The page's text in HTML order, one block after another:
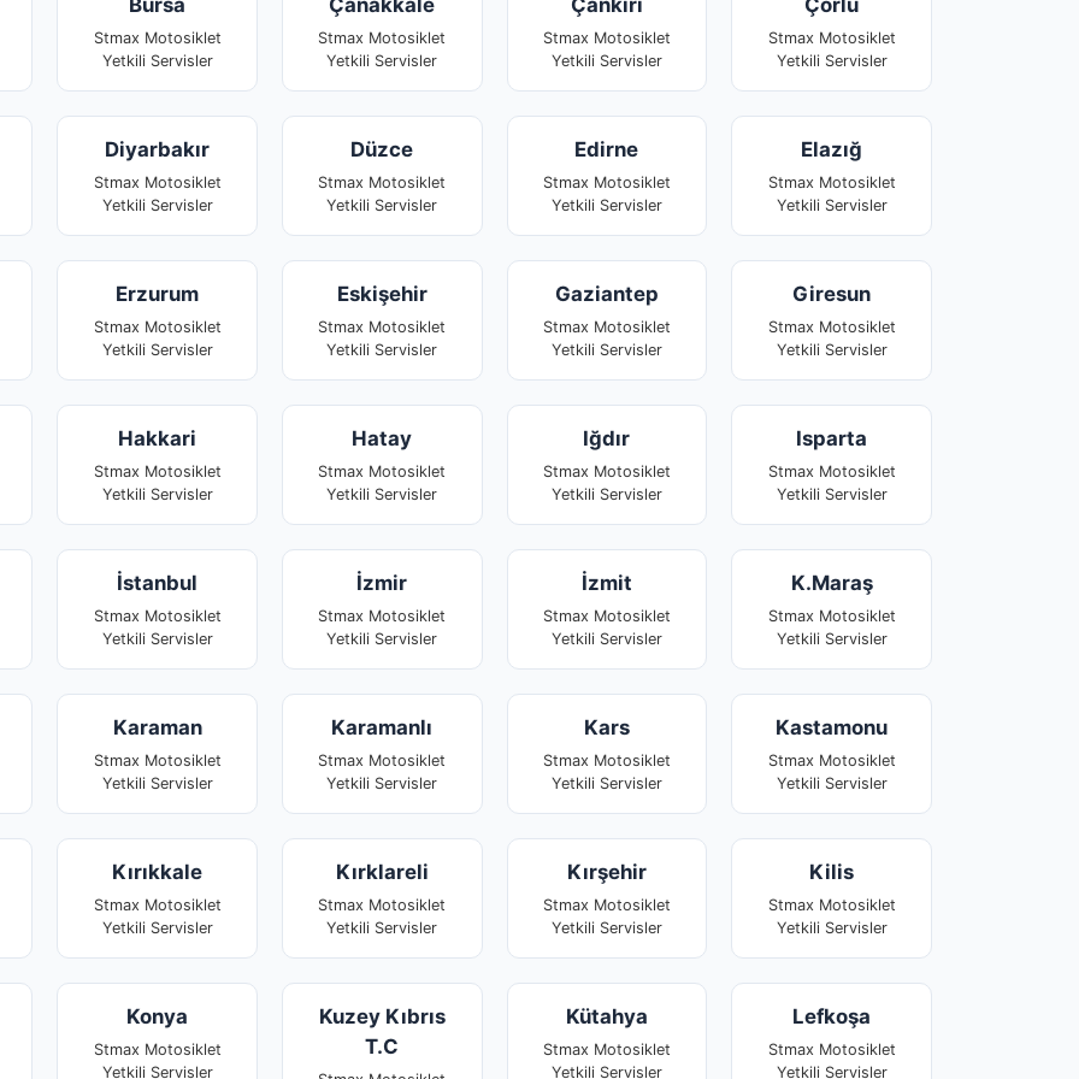
Bursa
Stmax Motosiklet
Yetkili Servisler
Çanakkale
Stmax Motosiklet
Yetkili Servisler
Çankırı
Stmax Motosiklet
Yetkili Servisler
Çorlu
Stmax Motosiklet
Yetkili Servisler
Diyarbakır
Stmax Motosiklet
Yetkili Servisler
Düzce
Stmax Motosiklet
Yetkili Servisler
Edirne
Stmax Motosiklet
Yetkili Servisler
Elazığ
Stmax Motosiklet
Yetkili Servisler
Erzurum
Stmax Motosiklet
Yetkili Servisler
Eskişehir
Stmax Motosiklet
Yetkili Servisler
Gaziantep
Stmax Motosiklet
Yetkili Servisler
Giresun
Stmax Motosiklet
Yetkili Servisler
Hakkari
Stmax Motosiklet
Yetkili Servisler
Hatay
Stmax Motosiklet
Yetkili Servisler
Iğdır
Stmax Motosiklet
Yetkili Servisler
Isparta
Stmax Motosiklet
Yetkili Servisler
İstanbul
Stmax Motosiklet
Yetkili Servisler
İzmir
Stmax Motosiklet
Yetkili Servisler
İzmit
Stmax Motosiklet
Yetkili Servisler
K.Maraş
Stmax Motosiklet
Yetkili Servisler
Karaman
Stmax Motosiklet
Yetkili Servisler
Karamanlı
Stmax Motosiklet
Yetkili Servisler
Kars
Stmax Motosiklet
Yetkili Servisler
Kastamonu
Stmax Motosiklet
Yetkili Servisler
Kırıkkale
Stmax Motosiklet
Yetkili Servisler
Kırklareli
Stmax Motosiklet
Yetkili Servisler
Kırşehir
Stmax Motosiklet
Yetkili Servisler
Kilis
Stmax Motosiklet
Yetkili Servisler
Konya
Stmax Motosiklet
Yetkili Servisler
Kuzey Kıbrıs
T.C
Kütahya
Stmax Motosiklet
Yetkili Servisler
Lefkoşa
Stmax Motosiklet
Yetkili Servisler